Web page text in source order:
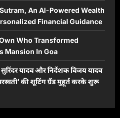
An AI-Powered Wealth
Financial Guidance
Who Transformed
Mansion In Goa
सुरिंदर यादव और निर्देशक विजय यादव
की शूटिंग ग्रैंड मुहूर्त करके शुरू